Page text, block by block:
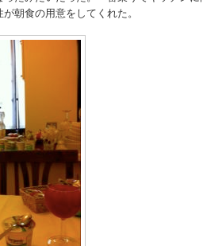
朝食の用意をしてくれた。